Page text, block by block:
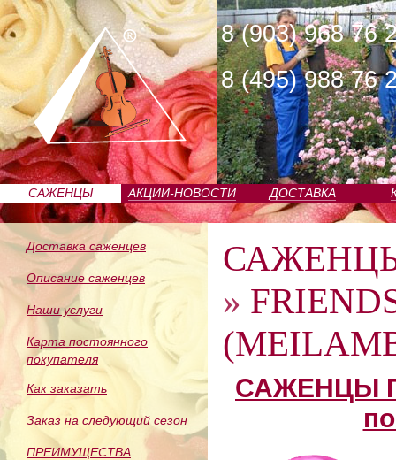
8 (903) 968 76
8 (495) 988 76
САЖЕНЦЫ
ПИТОМНИКА
АКЦИИ-НОВОСТИ ДОСТАВКА
Доставка саженцев
Описание саженцев
Наши услуги
Карта постоянного
покупателя
Как заказать
Заказ на следующий сезон
ПРЕИМУЩЕСТВА
»
САЖЕНЦЫ